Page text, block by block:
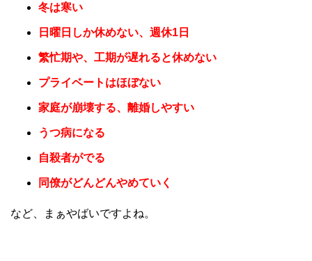
冬は寒い
日曜日しか休めない、週休1日
繁忙期や、工期が遅れると休めない
プライベートはほぼない
家庭が崩壊する、離婚しやすい
うつ病になる
自殺者がでる
同僚がどんどんやめていく
など、まぁやばいですよね。